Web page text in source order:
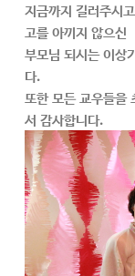
지금까지 길러주시
고를 아끼지 않으신
부모님 되시는 이상
다.
또한 모든 교우들을
서 감사합니다.